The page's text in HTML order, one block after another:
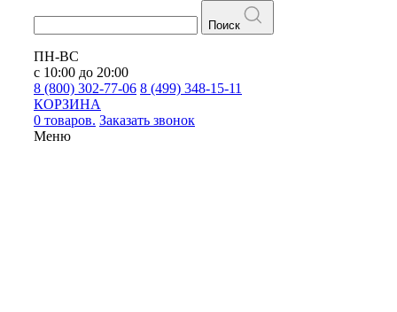
Поиск
ПН-ВС
с 10:00 до 20:00
8 (800) 302-77-06 8 (499) 348-15-11
КОРЗИНА
0 товаров. Заказать звонок
Меню